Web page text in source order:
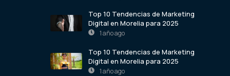
Top 10 Tendencias de Marketing
Digital en Morelia para 2025
1 año ago
Top 10 Tendencias de Marketing
Digital en Morelia para 2025
1 año ago